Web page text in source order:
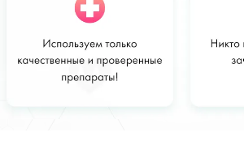
Стоимость
от 2000 руб
Заказать